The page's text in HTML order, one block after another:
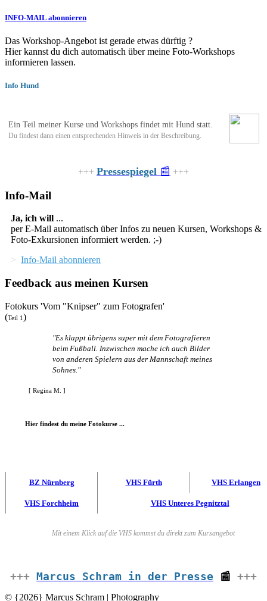
INFO-MAIL abonnieren
Das Workshop-Angebot ist gerade etwas dürftig ?
Hier kannst du dich automatisch über meine Foto-Workshops
informieren lassen.
Info Hund
Ein Teil meiner Kurse und Workshops findet mit Hund statt.
Du findest dann einen entsprechenden Hinweis in der Beschreibung.
+++ Pressespiegel 📰 +++
Info-Mail
Ja, ich will ...
per E-Mail automatisch über Infos zu neuen Kursen, Workshops &
Foto-Exkursionen informiert werden. ;-)
> Info-Mail abonnieren
Feedback aus meinen Kursen
Fotokurs 'Vom "Knipser" zum Fotografen'
(Teil 1 )
"Es klappt übrigens super mit dem Fotografieren
beim Fußball. Inzwischen mache ich auch Bilder
von anderen Spielern aus der Mannschaft meines
Sohnes."
[ Regina M. ]
Hier findest du meine Fotokurse ...
BZ Nürnberg VHS Fürth VHS Erlangen
VHS Forchheim VHS Unteres Pegnitztal
Mit einem Klick auf die VHS kommst du direkt zum Kursangebot
+++ Marcus Schram in der Presse 📰 +++
© {2026} Marcus Schram | Photography